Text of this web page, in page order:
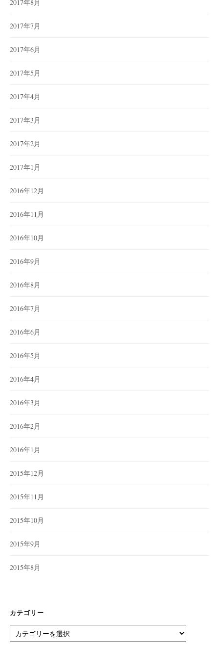
2017年8月
2017年7月
2017年6月
2017年5月
2017年4月
2017年3月
2017年2月
2017年1月
2016年12月
2016年11月
2016年10月
2016年9月
2016年8月
2016年7月
2016年6月
2016年5月
2016年4月
2016年3月
2016年2月
2016年1月
2015年12月
2015年11月
2015年10月
2015年9月
2015年8月
カテゴリー
テ